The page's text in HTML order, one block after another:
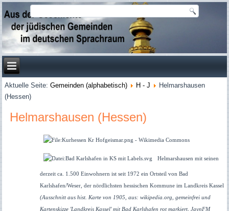
Aktuelle Seite:Gemeinden (alphabetisch) H - J
Helmarshausen
(Hessen)
Helmarshausen (Hessen)
Helmarshausen mit seinen
derzeit ca. 1.500 Einwohnern ist seit 1972 ein Ortsteil von Bad
Karlshafen/Weser, der nördlichsten hessischen Kommune im Landkreis Kassel
(Ausschnitt aus hist. Karte von 1905, aus: wikipedia.org, gemeinfrei und
Kartenskizze 'Landkreis Kassel' mit Bad Karlshafen rot markiert, JaynFM